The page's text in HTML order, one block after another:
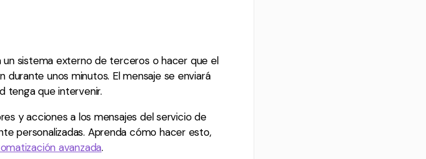
sistema externo de terceros o hacer que el
unos minutos. El mensaje se enviará
tenga que intervenir.
y acciones a los mensajes del servicio de
personalizadas. Aprenda cómo hacer esto,
avanzada.